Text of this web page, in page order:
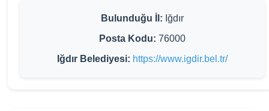
Bulunduğu İl: Iğdır
Posta Kodu: 76000
Iğdır Belediyesi: https://www.igdir.bel.tr/